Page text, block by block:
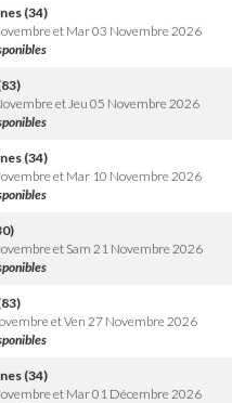
(34)
et Mar 03 Novembre 2026
et Jeu 05 Novembre 2026
(34)
et Mar 10 Novembre 2026
et Sam 21 Novembre 2026
et Ven 27 Novembre 2026
(34)
et Mar 01 Décembre 2026